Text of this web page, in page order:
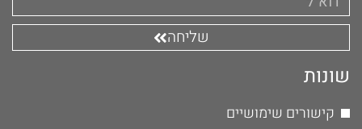
שליחה
שונות
קישורים שימושיים